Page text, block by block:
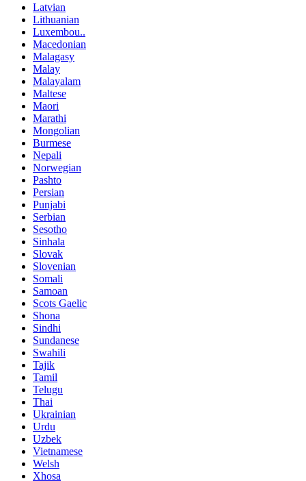
Latvian
Lithuanian
Luxembou..
Macedonian
Malagasy
Malay
Malayalam
Maltese
Maori
Marathi
Mongolian
Burmese
Nepali
Norwegian
Pashto
Persian
Punjabi
Serbian
Sesotho
Sinhala
Slovak
Slovenian
Somali
Samoan
Scots Gaelic
Shona
Sindhi
Sundanese
Swahili
Tajik
Tamil
Telugu
Thai
Ukrainian
Urdu
Uzbek
Vietnamese
Welsh
Xhosa